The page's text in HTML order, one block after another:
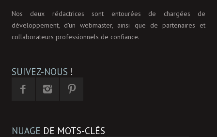
Nos deux rédactrices sont entourées de chargées de
développement, d'un webmaster, ainsi que de partenaires et
collaborateurs professionnels de confiance.
SUIVEZ-NOUS !
NUAGE DE MOTS-CLÉS